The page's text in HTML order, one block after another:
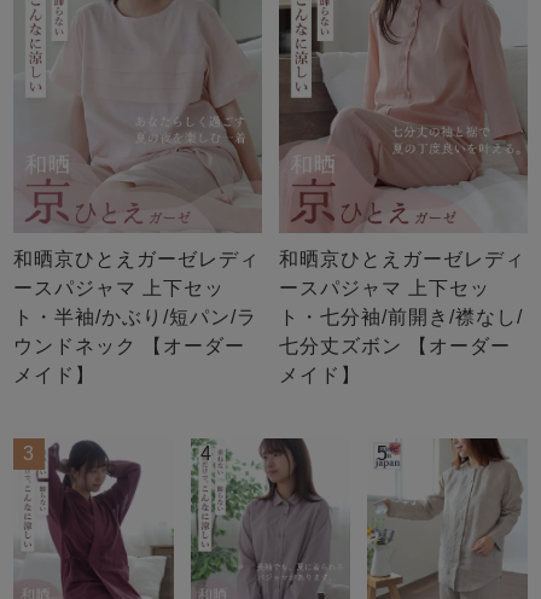
和晒京ひとえガーゼレディ
ースパジャマ 上下セッ
ト・半袖/かぶり/短パン/ラ
ウンドネック 【オーダー
メイド】
和晒京ひとえガーゼレディ
ースパジャマ 上下セッ
ト・七分袖/前開き/襟なし/
七分丈ズボン 【オーダー
メイド】
3 4 5